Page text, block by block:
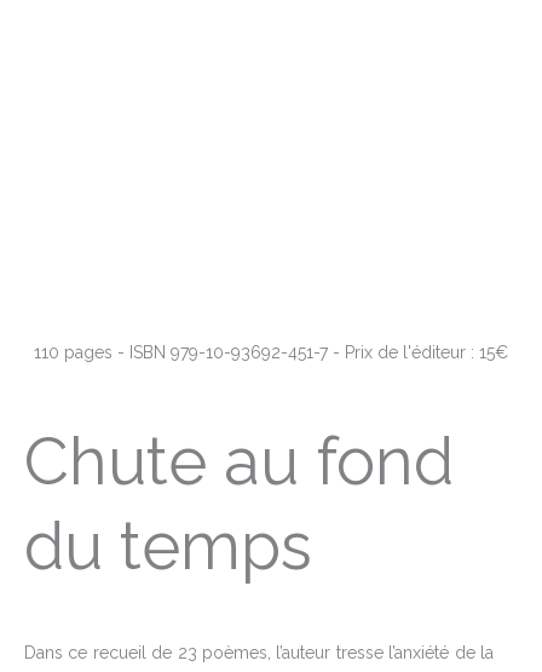
Chute au fond
du temps
Dans ce recueil de 23 poèmes, l’auteur tresse l’anxiété de la
110 pages - ISBN 979-10-93692-451-7 - Prix de l'éditeur : 15€